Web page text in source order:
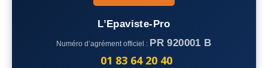
75– Paris
L’Epaviste-Pro
Numéro d’agrément officiel : PR 920001 B
01 83 64 20 40